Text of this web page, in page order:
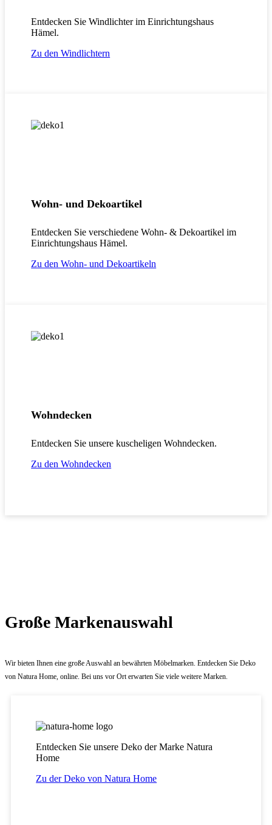
Entdecken SieWindlichterim Einrichtungshaus
Hämel.
Zu den Windlichtern
Wohn- und Dekoartikel
Entdecken Sie verschiedene Wohn- & Dekoartikel im
Einrichtungshaus Hämel.
Zu den Wohn- und Dekoartikeln
Wohndecken
Entdecken Sie unsere kuscheligen Wohndecken.
Zu den Wohndecken
Große Markenauswahl
Wir bieten Ihnen eine große Auswahl an bewährten Möbelmarken. Entdecken Sie Deko
von Natura Home, online. Bei uns vor Ort erwarten Sie viele weitere Marken.
Entdecken Sie unsere Deko der Marke Natura
Home
Zu der Deko von Natura Home